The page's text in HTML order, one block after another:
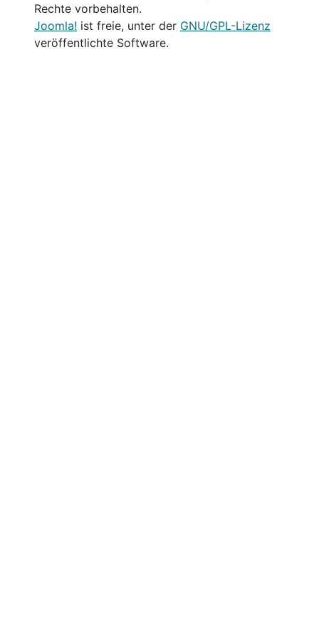
Rechte vorbehalten.
Joomla! ist freie, unter der GNU/GPL-Lizenz
veröffentlichte Software.